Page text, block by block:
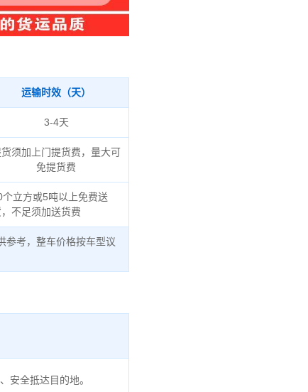
运输时效（天）
3-4天
须加上门提货费，量大可
免提货费
个立方或5吨以上免费送
，不足须加送货费
参考，整车价格按车型议
安全抵达目的地。